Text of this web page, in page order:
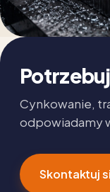
Cynkowanie,
odpowiadamy
Skontaktuj